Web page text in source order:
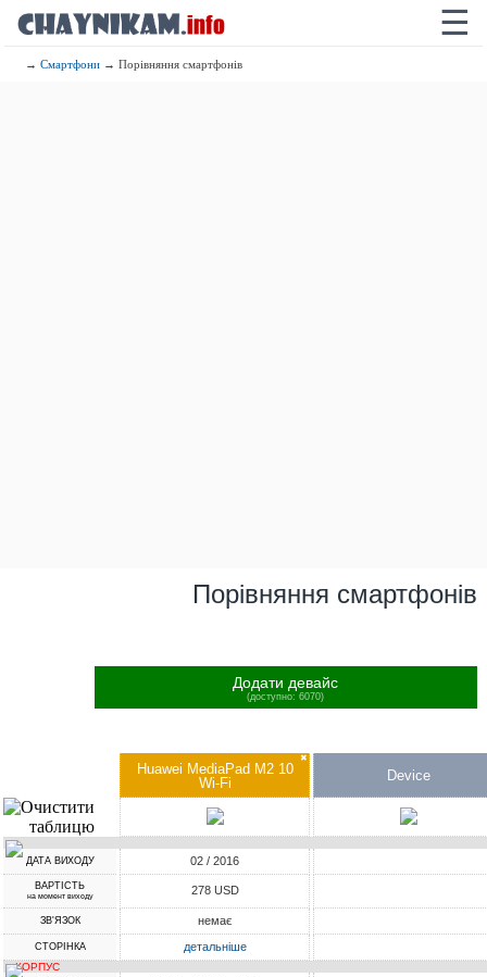
☰
→Смартфони → Порівняння смартфонів
Порівняння смартфонів
Додати девайс
(доступно: 6070)
✖
Huawei MediaPad M2 10
Wi-Fi
Device
ДАТА ВИХОДУ 02 / 2016
ВАРТІСТЬ
на момент виходу 278 USD
ЗВ'ЯЗОК немає
СТОРІНКА детальніше
КОРПУС